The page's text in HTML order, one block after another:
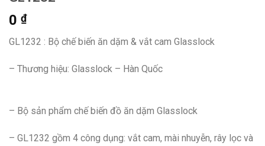
0 ₫
GL1232 : Bộ chế biến ăn dặm & vắt cam Glasslock
– Thương hiệu: Glasslock – Hàn Quốc
– Bộ sản phẩm chế biến đồ ăn dặm Glasslock
– GL1232 gồm 4 công dụng: vắt cam, mài nhuyễn, rây lọc và